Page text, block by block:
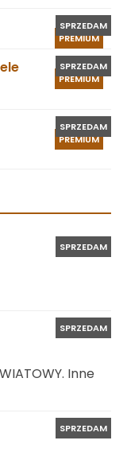
PREMIUM
SPRZEDAM
PREMIUM
SPRZEDAM
PREMIUM
SPRZEDAM
SPRZEDAM
SPRZEDAM
Inne
SPRZEDAM